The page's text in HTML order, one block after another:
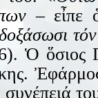
– εἶπε
Ὁ ὅσιος